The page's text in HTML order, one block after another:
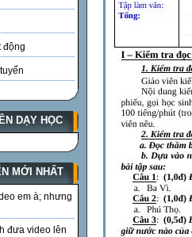
động
DẠY HỌC
MỚI NHẤT
em à; nhưng
đưa video lên